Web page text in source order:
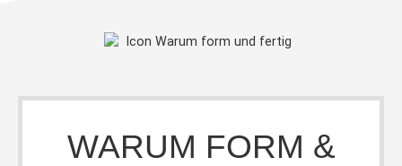
WARUM FORM &